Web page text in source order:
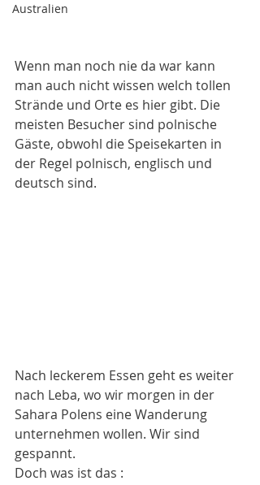
Australien
Wenn man noch nie da war kann
man auch nicht wissen welch tollen
Strände und Orte es hier gibt. Die
meisten Besucher sind polnische
Gäste, obwohl die Speisekarten in
der Regel polnisch, englisch und
deutsch sind.
Nach leckerem Essen geht es weiter
nach Leba, wo wir morgen in der
Sahara Polens eine Wanderung
unternehmen wollen. Wir sind
gespannt.
Doch was ist das :